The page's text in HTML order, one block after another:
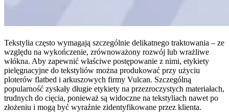
Tekstylia często wymagają szczególnie delikatnego traktowania – ze
względu na wykończenie, zrównoważony rozwój lub wrażliwe
włókna. Aby zapewnić właściwe postępowanie z nimi, etykiety
pielęgnacyjne do tekstyliów można produkować przy użyciu
ploterów flatbed i arkuszowych firmy Vulcan. Szczególną
popularność zyskały długie etykiety na przezroczystych materiałach,
trudnych do cięcia, ponieważ są widoczne na tekstyliach nawet po
złożeniu i mogą być wyraźnie zidentyfikowane przez klienta.